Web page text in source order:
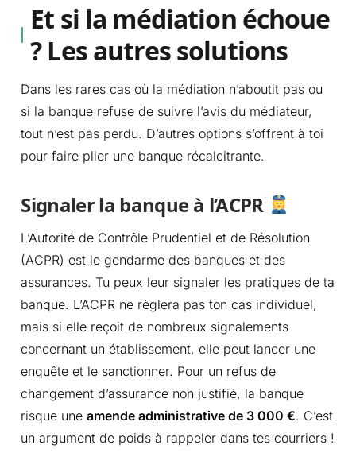
Et si la médiation échoue
? Les autres solutions
Dans les rares cas où la médiation n’aboutit pas ou
si la banque refuse de suivre l’avis du médiateur,
tout n’est pas perdu. D’autres options s’offrent à toi
pour faire plier une banque récalcitrante.
Signaler la banque à l’ACPR
L’Autorité de Contrôle Prudentiel et de Résolution
(ACPR) est le gendarme des banques et des
assurances. Tu peux leur signaler les pratiques de ta
banque. L’ACPR ne règlera pas ton cas individuel,
mais si elle reçoit de nombreux signalements
concernant un établissement, elle peut lancer une
enquête et le sanctionner. Pour un refus de
changement d’assurance non justifié, la banque
risque uneamende administrative de 3 000 €. C’est
un argument de poids à rappeler dans tes courriers !